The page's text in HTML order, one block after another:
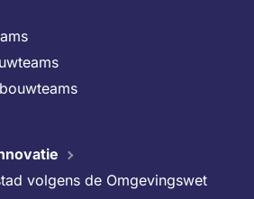
volgens de Omgevingswet